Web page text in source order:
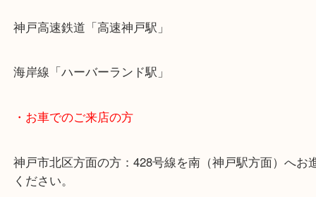
※宅配買取は、事前にライン査定で1万円以上が出